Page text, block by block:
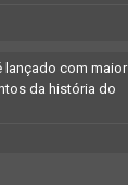
lançado com maior
da história do